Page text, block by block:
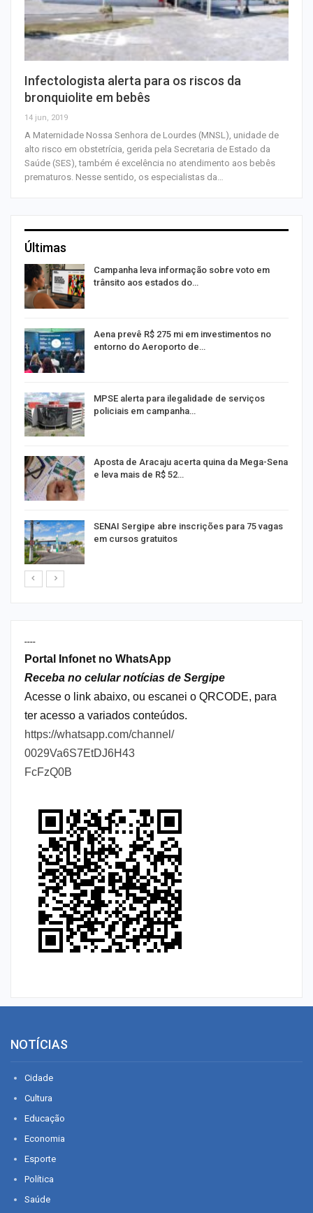
Infectologista alerta para os riscos da
bronquiolite em bebês
14 jun, 2019
A Maternidade Nossa Senhora de Lourdes (MNSL), unidade de
alto risco em obstetrícia, gerida pela Secretaria de Estado da
Saúde (SES), também é excelência no atendimento aos bebês
prematuros. Nesse sentido, os especialistas da…
Últimas
Campanha leva informação sobre voto em
trânsito aos estados do…
Aena prevê R$ 275 mi em investimentos no
entorno do Aeroporto de…
MPSE alerta para ilegalidade de serviços
policiais em campanha…
Aposta de Aracaju acerta quina da Mega-Sena
e leva mais de R$ 52…
SENAI Sergipe abre inscrições para 75 vagas
em cursos gratuitos
----
Portal Infonet no WhatsApp
Receba no celular notícias de Sergipe
Acesse o link abaixo, ou escanei o QRCODE, para
ter acesso a variados conteúdos.
https://whatsapp.com/channel/
0029Va6S7EtDJ6H43
FcFzQ0B
NOTÍCIAS
Cidade
Cultura
Educação
Economia
Esporte
Política
Saúde